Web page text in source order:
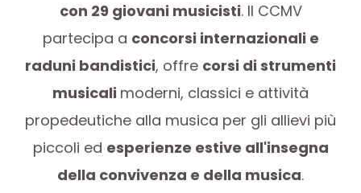
con 29 giovani musicisti. Il CCMV
partecipa a concorsi internazionali e
raduni bandistici, offre corsi di strumenti
musicali moderni, classici e attività
propedeutiche alla musica per gli allievi più
piccoli ed esperienze estive all'insegna
della convivenza e della musica.